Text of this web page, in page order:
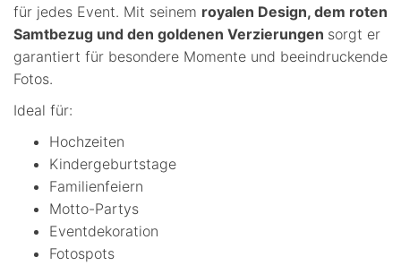
für jedes Event. Mit seinem royalen Design, dem roten
Samtbezug und den goldenen Verzierungen sorgt er
garantiert für besondere Momente und beeindruckende
Fotos.
Ideal für:
Hochzeiten
Kindergeburtstage
Familienfeiern
Motto-Partys
Eventdekoration
Fotospots